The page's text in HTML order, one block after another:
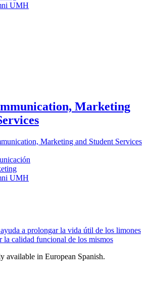
UMH
Marketing
Marketing and Student Services
UMH
a prolongar la vida útil de los limones
la calidad funcional de los mismos
available in European Spanish.